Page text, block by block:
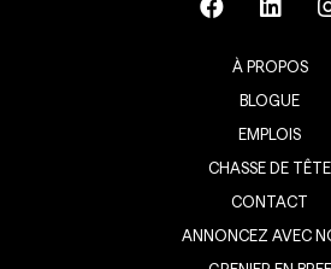
À PROPOS
BLOGUE
EMPLOIS
CHASSE DE TÊTE
CONTACT
ANNONCEZ AVEC